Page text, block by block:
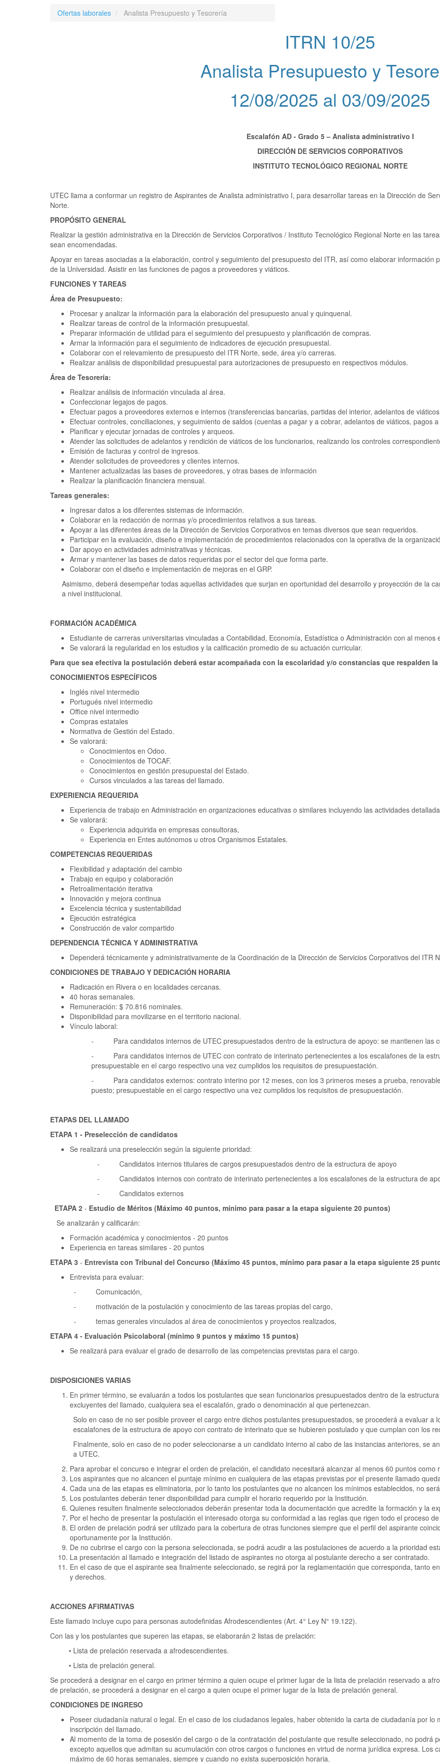
Ofertas laborales Analista Presupuesto y Tesorería
ITRN 10/25
Analista Presupuesto y
12/08/2025 al 03/09/2025
Escalafón AD - Grado 5 – Analista administrativo I
DIRECCIÓN DE SERVICIOS CORPORATIVOS
INSTITUTO TECNOLÓGICO REGIONAL NORTE
UTEC llama a conformar un registro de Aspirantes de Analista administrativo I, para desarrollar tareas en la Dirección de
Norte.
PROPÓSITO GENERAL
Realizar la gestión administrativa en la Dirección de Servicios Corporativos / Instituto Tecnológico Regional Norte en las
sean encomendadas.
Apoyar en tareas asociadas a la elaboración, control y seguimiento del presupuesto del ITR, así como elaborar
de la Universidad. Asistir en las funciones de pagos a proveedores y viáticos.
FUNCIONES Y TAREAS
Área de Presupuesto:
Procesar y analizar la información para la elaboración del presupuesto anual y quinquenal.
Realizar tareas de control de la información presupuestal.
Preparar información de utilidad para el seguimiento del presupuesto y planificación de compras.
Armar la información para el seguimiento de indicadores de ejecución presupuestal.
Colaborar con el relevamiento de presupuesto del ITR Norte, sede, área y/o carreras.
Realizar análisis de disponibilidad presupuestal para autorizaciones de presupuesto en respectivos módulos.
Área de Tesorería:
Realizar análisis de información vinculada al área.
Confeccionar legajos de pagos.
Efectuar pagos a proveedores externos e internos (transferencias bancarias, partidas del interior, adelantos de
Efectuar controles, conciliaciones, y seguimiento de saldos (cuentas a pagar y a cobrar, adelantos de viáticos, pagos
Planificar y ejecutar jornadas de controles y arqueos.
Atender las solicitudes de adelantos y rendición de viáticos de los funcionarios, realizando los controles
Emisión de facturas y control de ingresos.
Atender solicitudes de proveedores y clientes internos.
Mantener actualizadas las bases de proveedores, y otras bases de información
Realizar la planificación financiera mensual.
Tareas generales:
Ingresar datos a los diferentes sistemas de información.
Colaborar en la redacción de normas y/o procedimientos relativos a sus tareas.
Apoyar a las diferentes áreas de la Dirección de Servicios Corporativos en temas diversos que sean requeridos.
Participar en la evaluación, diseño e implementación de procedimientos relacionados con la operativa de la
Dar apoyo en actividades administrativas y técnicas.
Armar y mantener las bases de datos requeridas por el sector del que forma parte.
Colaborar con el diseño e implementación de mejoras en el GRP.
Asimismo, deberá desempeñar todas aquellas actividades que surjan en oportunidad del desarrollo y proyección de la
a nivel institucional.
FORMACIÓN ACADÉMICA
Estudiante de carreras universitarias vinculadas a Contabilidad, Economía, Estadística o Administración con al menos
Se valorará la regularidad en los estudios y la calificación promedio de su actuación curricular.
Para que sea efectiva la postulación deberá estar acompañada con la escolaridad y/o constancias que respalden
CONOCIMIENTOS ESPECÍFICOS
Inglés nivel intermedio
Portugués nivel intermedio
Office nivel intermedio
Compras estatales
Normativa de Gestión del Estado.
Se valorará:
Conocimientos en Odoo.
Conocimientos de TOCAF.
Conocimientos en gestión presupuestal del Estado.
Cursos vinculados a las tareas del llamado.
EXPERIENCIA REQUERIDA
Experiencia de trabajo en Administración en organizaciones educativas o similares incluyendo las actividades
Se valorará:
Experiencia adquirida en empresas consultoras,
Experiencia en Entes autónomos u otros Organismos Estatales.
COMPETENCIAS REQUERIDAS
Flexibilidad y adaptación del cambio
Trabajo en equipo y colaboración
Retroalimentación iterativa
Innovación y mejora continua
Excelencia técnica y sustentabilidad
Ejecución estratégica
Construcción de valor compartido
DEPENDENCIA TÉCNICA Y ADMINISTRATIVA
Dependerá técnicamente y administrativamente de la Coordinación de la Dirección de Servicios Corporativos del ITR
CONDICIONES DE TRABAJO Y DEDICACIÓN HORARIA
Radicación en Rivera o en localidades cercanas.
40 horas semanales.
Remuneración: $ 70.816 nominales.
Disponibilidad para movilizarse en el territorio nacional.
Vínculo laboral:
- Para candidatos internos de UTEC presupuestados dentro de la estructura de apoyo: se mantienen las
- Para candidatos internos de UTEC con contrato de interinato pertenecientes a los escalafones de la
presupuestable en el cargo respectivo una vez cumplidos los requisitos de presupuestación.
- Para candidatos externos: contrato interino por 12 meses, con los 3 primeros meses a prueba, renovable
puesto; presupuestable en el cargo respectivo una vez cumplidos los requisitos de presupuestación.
ETAPAS DEL LLAMADO
ETAPA 1 - Preselección de candidatos
Se realizará una preselección según la siguiente prioridad:
- Candidatos internos titulares de cargos presupuestados dentro de la estructura de apoyo
- Candidatos internos con contrato de interinato pertenecientes a los escalafones de la estructura de
- Candidatos externos
ETAPA 2 - Estudio de Méritos (Máximo 40 puntos, mínimo para pasar a la etapa siguiente 20 puntos)
Se analizarán y calificarán:
Formación académica y conocimientos - 20 puntos
Experiencia en tareas similares - 20 puntos
ETAPA 3 - Entrevista con Tribunal del Concurso (Máximo 45 puntos, mínimo para pasar a la etapa siguiente 25
Entrevista para evaluar:
- Comunicación,
- motivación de la postulación y conocimiento de las tareas propias del cargo,
- temas generales vinculados al área de conocimientos y proyectos realizados,
ETAPA 4 - Evaluación Psicolaboral (mínimo 9 puntos y máximo 15 puntos)
Se realizará para evaluar el grado de desarrollo de las competencias previstas para el cargo.
DISPOSICIONES VARIAS
En primer término, se evaluarán a todos los postulantes que sean funcionarios presupuestados dentro de la
excluyentes del llamado, cualquiera sea el escalafón, grado o denominación al que pertenezcan.
Solo en caso de no ser posible proveer el cargo entre dichos postulantes presupuestados, se procederá a evaluar a
escalafones de la estructura de apoyo con contrato de interinato que se hubieren postulado y que cumplan con los
Finalmente, solo en caso de no poder seleccionarse a un candidato interno al cabo de las instancias anteriores, se
a UTEC.
Para aprobar el concurso e integrar el orden de prelación, el candidato necesitará alcanzar al menos 60 puntos como
Los aspirantes que no alcancen el puntaje mínimo en cualquiera de las etapas previstas por el presente llamado
Cada una de las etapas es eliminatoria, por lo tanto los postulantes que no alcancen los mínimos establecidos, no
Los postulantes deberán tener disponibilidad para cumplir el horario requerido por la Institución.
Quienes resulten finalmente seleccionados deberán presentar toda la documentación que acredite la formación y la
Por el hecho de presentar la postulación el interesado otorga su conformidad a las reglas que rigen todo el proceso
El orden de prelación podrá ser utilizado para la cobertura de otras funciones siempre que el perfil del aspirante
oportunamente por la Institución.
De no cubrirse el cargo con la persona seleccionada, se podrá acudir a las postulaciones de acuerdo a la prioridad
La presentación al llamado e integración del listado de aspirantes no otorga al postulante derecho a ser contratado.
En el caso de que el aspirante sea finalmente seleccionado, se regirá por la reglamentación que corresponda, tanto
y derechos.
ACCIONES AFIRMATIVAS
Este llamado incluye cupo para personas autodefinidas Afrodescendientes (Art. 4° Ley N° 19.122).
Con las y los postulantes que superen las etapas, se elaborarán 2 listas de prelación:
• Lista de prelación reservada a afrodescendientes.
• Lista de prelación general.
Se procederá a designar en el cargo en primer término a quien ocupe el primer lugar de la lista de prelación reservado a
de prelación, se procederá a designar en el cargo a quien ocupe el primer lugar de la lista de prelación general.
CONDICIONES DE INGRESO
Poseer ciudadanía natural o legal. En el caso de los ciudadanos legales, haber obtenido la carta de ciudadanía por
inscripción del llamado.
Al momento de la toma de posesión del cargo o de la contratación del postulante que resulte seleccionado, no podrá
excepto aquellos que admitan su acumulación con otros cargos o funciones en virtud de norma jurídica expresa. Los
máximo de 60 horas semanales, siempre y cuando no exista superposición horaria.